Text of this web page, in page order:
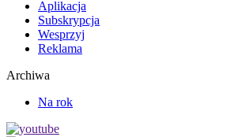
Aplikacja
Subskrypcja
Wesprzyj
Reklama
Archiwa
Na rok